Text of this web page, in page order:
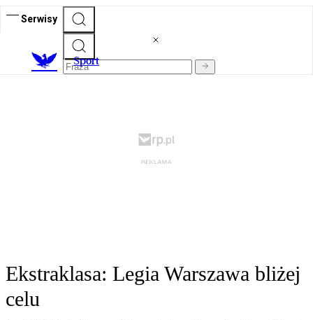
Serwisy
Sport
Ekstraklasa: Legia Warszawa bliżej
celu